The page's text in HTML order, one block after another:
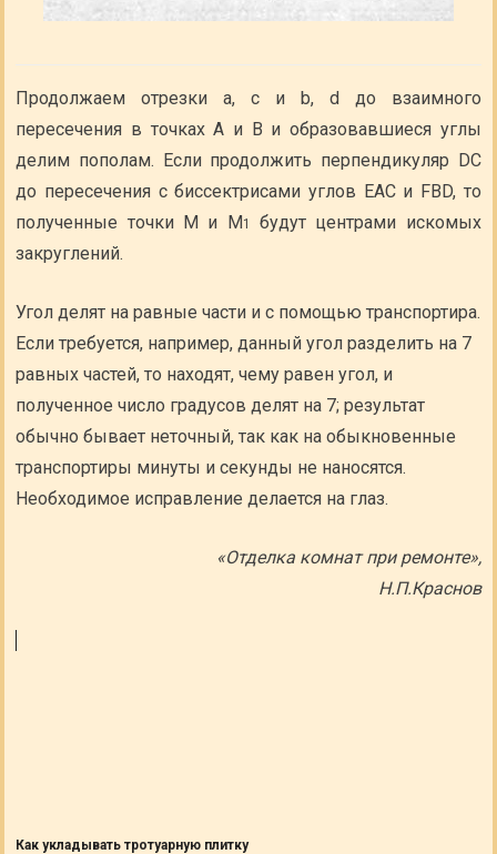
Продолжаем отрезки а, с и b, d до взаимного
пересечения в точках A и В и образовавшиеся углы
делим пополам. Если продолжить перпендикуляр DC
до пересечения с биссектрисами углов ЕАС и FBD, то
полученные точки М и М1
будут центрами искомых
закруглений.
Угол делят на равные части и с помощью транспортира.
Если требуется, например, данный угол разделить на 7
равных частей, то находят, чему равен угол, и
полученное число градусов делят на 7; результат
обычно бывает неточный, так как на обыкновенные
транспортиры минуты и секунды не наносятся.
Необходимое исправление делается на глаз.
«Отделка комнат при ремонте»,
Н.П.Краснов
Как укладывать тротуарную плитку